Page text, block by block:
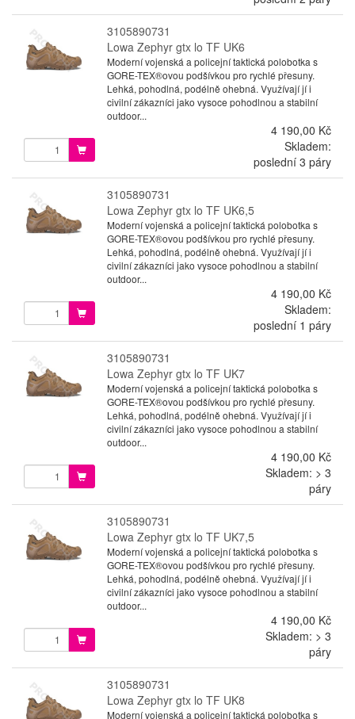
3105890731
Lowa Zephyr gtx lo TF UK6
Moderní vojenská a policejní taktická polobotka s
GORE-TEX®ovou podšívkou pro rychlé přesuny.
Lehká, pohodlná, podélně ohebná. Využívají jí i
civilní zákazníci jako vysoce pohodlnou a stabilní
outdoor...
4 190,00 Kč
Skladem:
poslední 3 páry
3105890731
Lowa Zephyr gtx lo TF UK6,5
Moderní vojenská a policejní taktická polobotka s
GORE-TEX®ovou podšívkou pro rychlé přesuny.
Lehká, pohodlná, podélně ohebná. Využívají jí i
civilní zákazníci jako vysoce pohodlnou a stabilní
outdoor...
4 190,00 Kč
Skladem:
poslední 1 páry
3105890731
Lowa Zephyr gtx lo TF UK7
Moderní vojenská a policejní taktická polobotka s
GORE-TEX®ovou podšívkou pro rychlé přesuny.
Lehká, pohodlná, podélně ohebná. Využívají jí i
civilní zákazníci jako vysoce pohodlnou a stabilní
outdoor...
4 190,00 Kč
Skladem: > 3
páry
3105890731
Lowa Zephyr gtx lo TF UK7,5
Moderní vojenská a policejní taktická polobotka s
GORE-TEX®ovou podšívkou pro rychlé přesuny.
Lehká, pohodlná, podélně ohebná. Využívají jí i
civilní zákazníci jako vysoce pohodlnou a stabilní
outdoor...
4 190,00 Kč
Skladem: > 3
páry
3105890731
Lowa Zephyr gtx lo TF UK8
Moderní vojenská a policejní taktická polobotka s